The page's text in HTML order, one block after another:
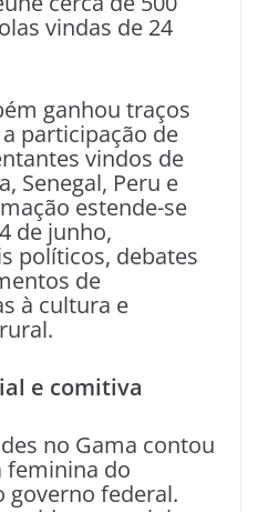
vindas de 24
ganhou traços
participação de
vindos de
Senegal, Peru e
estende-se
de junho,
políticos, debates
de
à cultura e
e comitiva
no Gama contou
feminina do
governo federal.